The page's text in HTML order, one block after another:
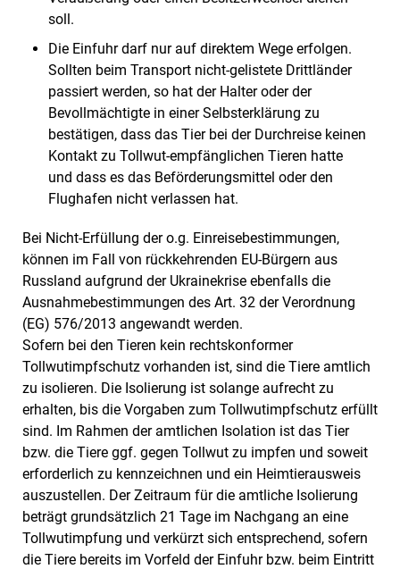
soll.
Die Einfuhr darf nur auf direktem Wege erfolgen.
Sollten beim Transport nicht-gelistete Drittländer
passiert werden, so hat der Halter oder der
Bevollmächtigte in einer Selbsterklärung zu
bestätigen, dass das Tier bei der Durchreise keinen
Kontakt zu Tollwut-empfänglichen Tieren hatte
und dass es das Beförderungsmittel oder den
Flughafen nicht verlassen hat.
Bei Nicht-Erfüllung der o.g. Einreisebestimmungen,
können im Fall von rückkehrenden EU-Bürgern aus
Russland aufgrund der Ukrainekrise ebenfalls die
Ausnahmebestimmungen des Art. 32 der Verordnung
(EG) 576/2013 angewandt werden.
Sofern bei den Tieren kein rechtskonformer
Tollwutimpfschutz vorhanden ist, sind die Tiere amtlich
zu isolieren. Die Isolierung ist solange aufrecht zu
erhalten, bis die Vorgaben zum Tollwutimpfschutz erfüllt
sind. Im Rahmen der amtlichen Isolation ist das Tier
bzw. die Tiere ggf. gegen Tollwut zu impfen und soweit
erforderlich zu kennzeichnen und ein Heimtierausweis
auszustellen. Der Zeitraum für die amtliche Isolierung
beträgt grundsätzlich 21 Tage im Nachgang an eine
Tollwutimpfung und verkürzt sich entsprechend, sofern
die Tiere bereits im Vorfeld der Einfuhr bzw. beim Eintritt